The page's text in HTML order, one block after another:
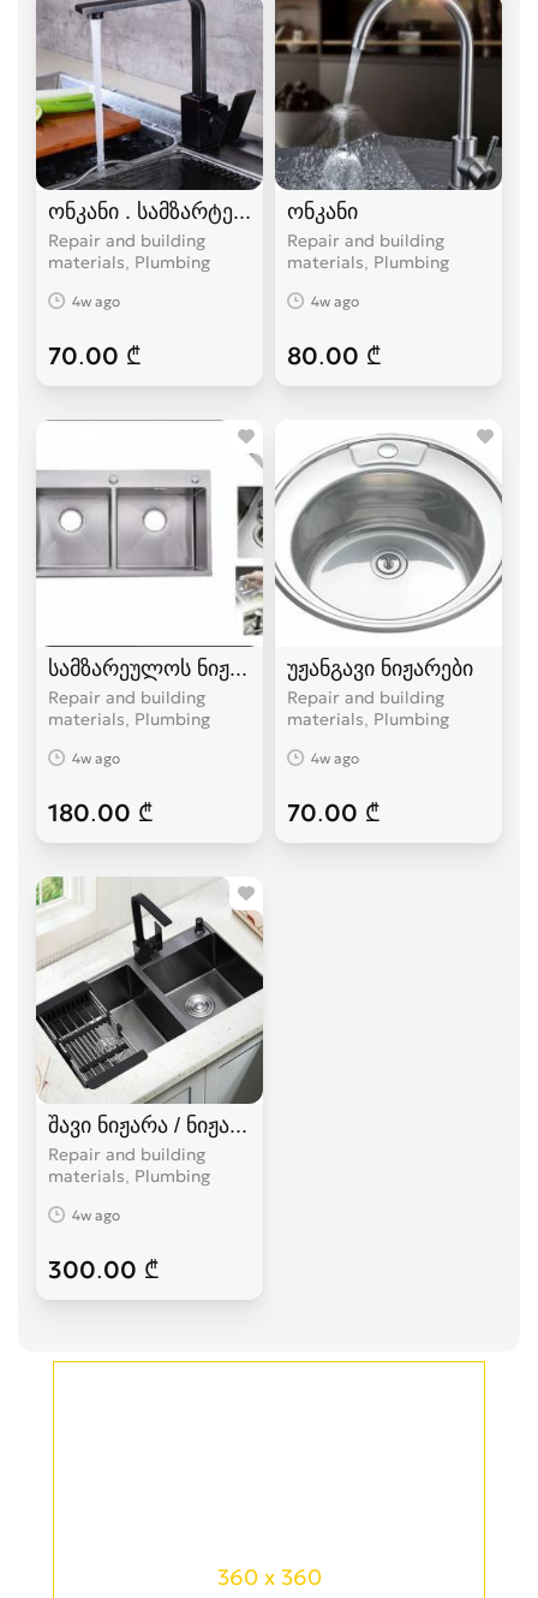
ონკანი . სამზარტეულოს ონკანი /ნიჟარა
Repair and building
materials, Plumbing
4w ago
70.00 ₾
ონკანი
Repair and building
materials, Plumbing
4w ago
80.00 ₾
სამზარეულოს ნიჟარა
Repair and building
materials, Plumbing
4w ago
180.00 ₾
უჟანგავი ნიჟარები
Repair and building
materials, Plumbing
4w ago
70.00 ₾
შავი ნიჟარა / ნიჟარები / უჟანგავი ნიჟარები
Repair and building
materials, Plumbing
4w ago
300.00 ₾
360 x 360